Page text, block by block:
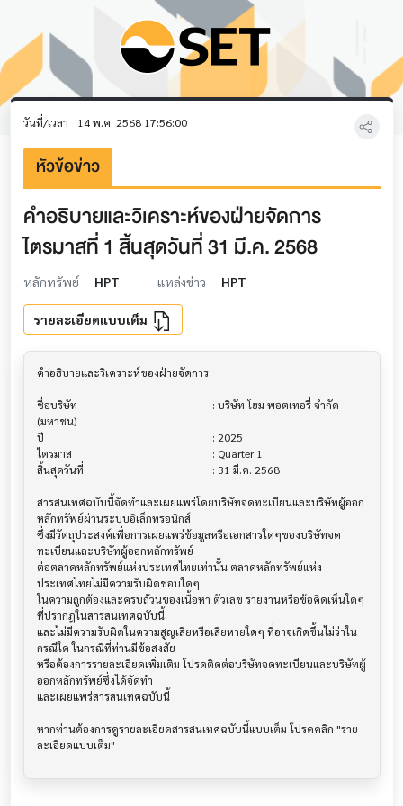
วันที่/เวลา 14 พ.ค. 2568 17:56:00
หัวข้อข่าว
คำอธิบายและวิเคราะห์ของฝ่ายจัดการ
ไตรมาสที่ 1 สิ้นสุดวันที่ 31 มี.ค. 2568
หลักทรัพย์ HPT แหล่งข่าว HPT
รายละเอียดแบบเต็ม
คำอธิบายและวิเคราะห์ของฝ่ายจัดการ
ชื่อบริษัท                               			 : บริษัท โฮม พอตเทอรี่ จำกัด
(มหาชน)
ปี                                     			 : 2025
ไตรมาส                                			 : Quarter 1
สิ้นสุดวันที่                              			 : 31 มี.ค. 2568
สารสนเทศฉบับนี้จัดทำและเผยแพร่โดยบริษัทจดทะเบียนและบริษัทผู้ออก
หลักทรัพย์ผ่านระบบอิเล็กทรอนิกส์
ซึ่งมีวัตถุประสงค์เพื่อการเผยแพร่ข้อมูลหรือเอกสารใดๆของบริษัทจด
ทะเบียนและบริษัทผู้ออกหลักทรัพย์
ต่อตลาดหลักทรัพย์แห่งประเทศไทยเท่านั้น ตลาดหลักทรัพย์แห่ง
ประเทศไทยไม่มีความรับผิดชอบใดๆ
ในความถูกต้องและครบถ้วนของเนื้อหา ตัวเลข รายงานหรือข้อคิดเห็นใดๆ
ที่ปรากฎในสารสนเทศฉบับนี้
และไม่มีความรับผิดในความสูญเสียหรือเสียหายใดๆ ที่อาจเกิดขึ้นไม่ว่าใน
กรณีใด ในกรณีที่ท่านมีข้อสงสัย
หรือต้องการรายละเอียดเพิ่มเติม โปรดติดต่อบริษัทจดทะเบียนและบริษัทผู้
ออกหลักทรัพย์ซึ่งได้จัดทำ
และเผยแพร่สารสนเทศฉบับนี้
หากท่านต้องการดูรายละเอียดสารสนเทศฉบับนี้แบบเต็ม โปรดคลิก "ราย